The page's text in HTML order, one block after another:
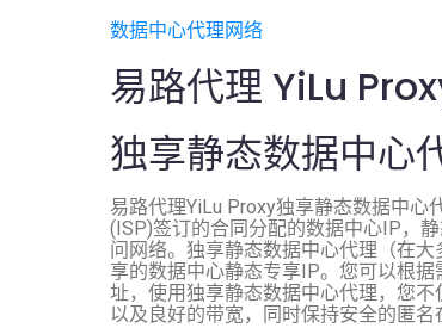
数据中心代理网络
易路代理 YiLu
独享静态数据中心
易路代理YiLu Proxy独享静态数据中心
(ISP)签订的合同分配的数据中心IP，
问网络。独享静态数据中心代理（在
享的数据中心静态专享IP。您可以根
址，使用独享静态数据中心代理，您
以及良好的带宽，同时保持安全的匿名